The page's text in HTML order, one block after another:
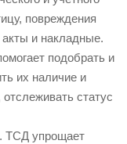
повреждения
и накладные.
подобрать и
их наличие и
отслеживать статус
ТСД упрощает